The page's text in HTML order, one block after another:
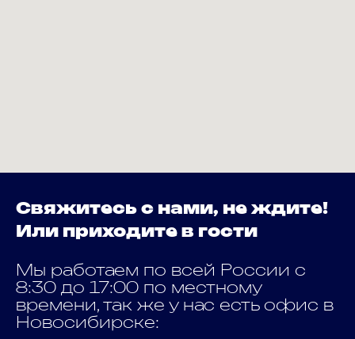
Свяжитесь с нами, не ждите!
Или приходите в гости
Мы работаем по всей России с
8:30 до 17:00 по местному
времени, так же у нас есть офис в
Новосибирске: